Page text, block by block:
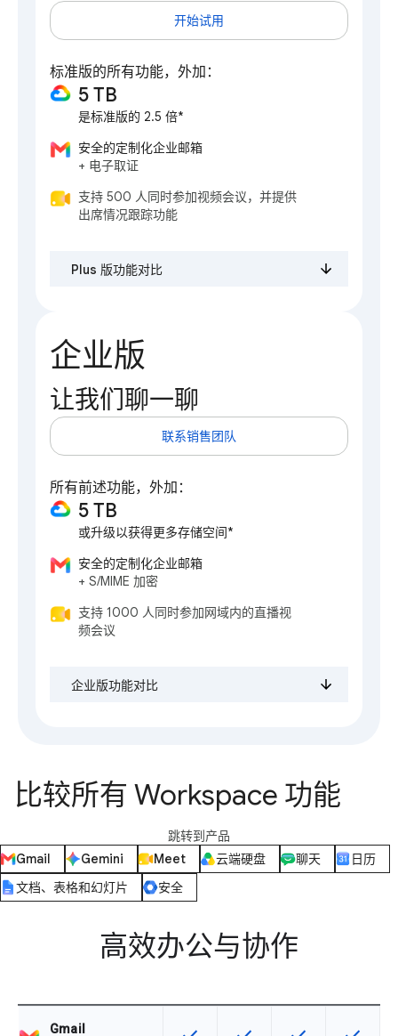
开始试用
标准版的所有功能，外加：
5 TB
是标准版的 2.5 倍*
安全的定制化企业邮箱
+ 电子取证
支持 500 人同时参加视频会议，并提供
出席情况跟踪功能
Plus 版功能对比
企业版
让我们聊一聊
联系销售团队
所有前述功能，外加：
5 TB
或升级以获得更多存储空间*
安全的定制化企业邮箱
+ S/MIME 加密
支持 1000 人同时参加网域内的直播视
频会议
企业版功能对比
比较所有 Workspace 功能
跳转到产品
Gmail
Gemini Meet 云端硬盘 聊天
日历
文档、表格和幻灯片
安全
高效办公与协作
Gmail